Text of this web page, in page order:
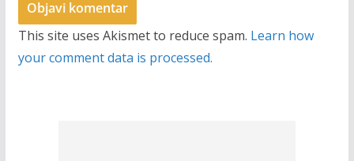
This site uses Akismet to reduce spam. Learn how
your comment data is processed.